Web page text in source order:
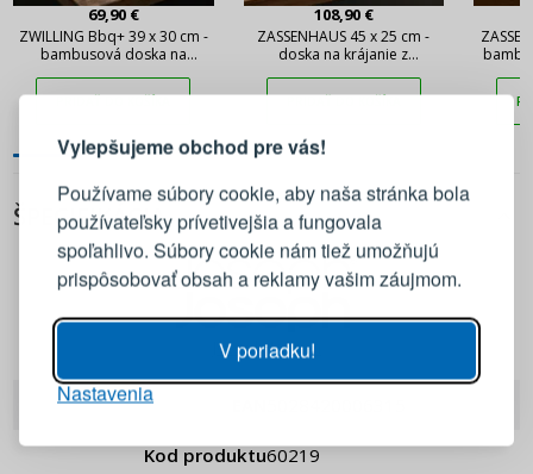
Vylepšujeme obchod pre vás!
Používame súbory cookie, aby naša stránka bola
používateľsky prívetivejšia a fungovala
spoľahlivo. Súbory cookie nám tiež umožňujú
prispôsobovať obsah a reklamy vašim záujmom.
V poriadku!
Nastavenia
69,90 €
ZWILLING Bbq+ 39 x 30 cm -
bambusová doska na
PRIDAŤ DO KOŠÍKA
108,90 €
ZASSENHAUS 45 x 25 cm -
doska na krájanie z
PRIDAŤ DO KOŠÍKA
ŠPECIFIKÁCIA
Joseph Joseph
Kod produktu 60219
PRIHLÁSENIE REGISTRÁCIA
Prihláste sa k svojmu účtu
E-mail
PRIHLÁSIŤ SA
Pripomenutie hesla